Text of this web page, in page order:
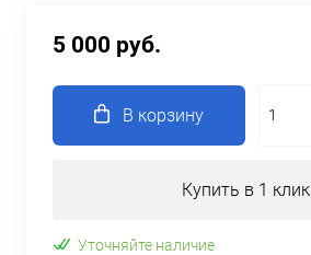
5 000 руб.
В корзину
Купить в 1 клик
Уточняйте наличие